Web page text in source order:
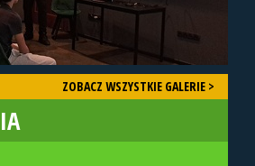
ZOBACZ WSZYSTKIE GALERIE >